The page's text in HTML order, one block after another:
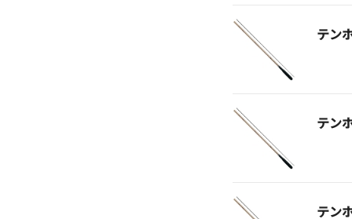
テン
テン
テン